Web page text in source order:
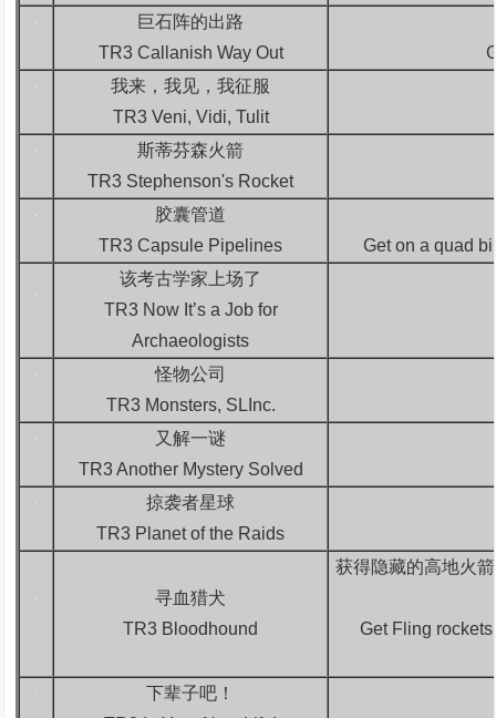
巨石阵的出路
TR3 Callanish Way Out
我来，我见，我征服
TR3 Veni, Vidi, Tulit
斯蒂芬森火箭
TR3 Stephenson's Rocket
胶囊管道
TR3 Capsule Pipelines
Get on a quad
该考古学家上场了
TR3 Now It’s a Job for
Archaeologists
怪物公司
TR3 Monsters, SLInc.
又解一谜
TR3 Another Mystery Solved
掠袭者星球
TR3 Planet of the Raids
寻血猎犬
TR3 Bloodhound
获得隐藏的高地火
Get Fling
下辈子吧！